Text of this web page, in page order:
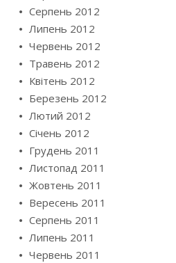
Серпень 2012
Липень 2012
Червень 2012
Травень 2012
Квітень 2012
Березень 2012
Лютий 2012
Січень 2012
Грудень 2011
Листопад 2011
Жовтень 2011
Вересень 2011
Серпень 2011
Липень 2011
Червень 2011